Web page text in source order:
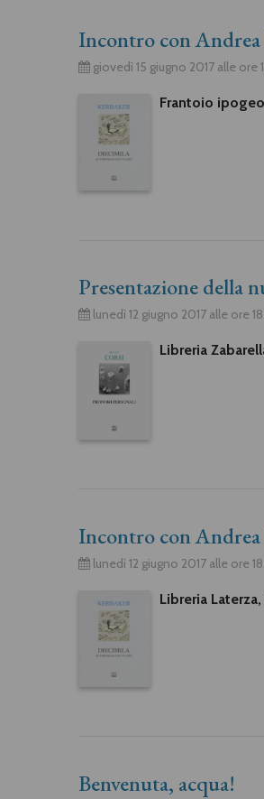
Incontro con
giovedì 15 giugno 2017 alle ore
Frantoio
Presentazione della
lunedì 12 giugno 2017 alle ore
Libreria
Incontro con
lunedì 12 giugno 2017 alle ore
Libreria
Benvenuta, acqua!